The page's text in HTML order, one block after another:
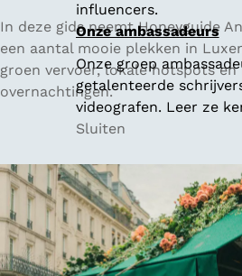
influencers.
Onze ambassadeurs
Onze groep
getalenteerde
videografen. Leer ze
Sluiten
r
i
j
s
E
e
n
d
z
m
r
In deze gids neemt Honeyguide
een aantal mooie plekken in
groen vervoer, lokale hotspots en
overnachtingen.